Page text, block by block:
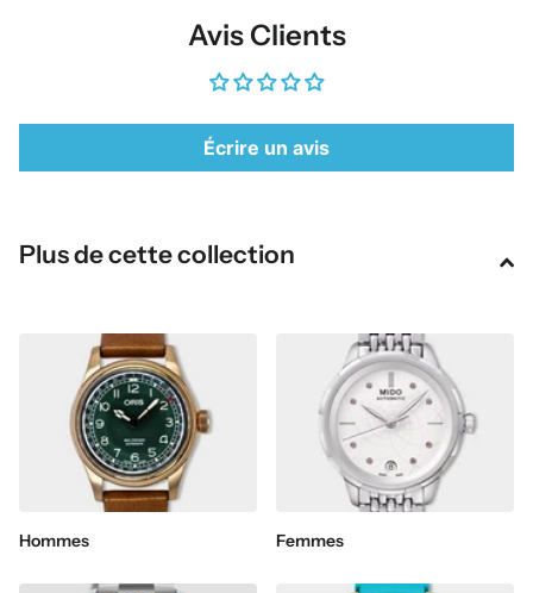
Avis Clients
Écrire un avis
Plus de cette collection
Hommes Femmes